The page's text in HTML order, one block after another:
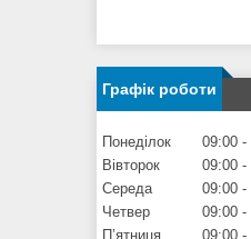
Графік роботи
Понеділок 09:00
Вівторок
09:00
Середа
09:00
Четвер
09:00
Пʼятниця
09:00